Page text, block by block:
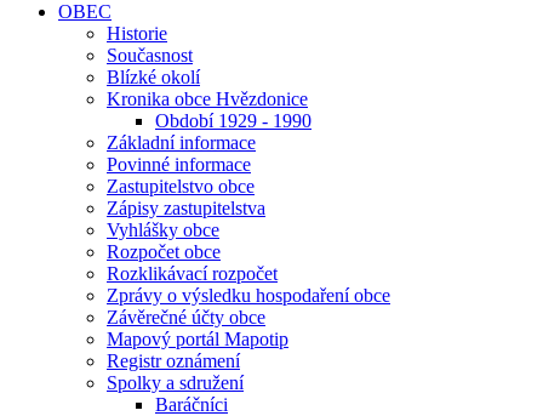
OBEC
Historie
Současnost
Blízké okolí
Kronika obce Hvězdonice
Období 1929 - 1990
Základní informace
Povinné informace
Zastupitelstvo obce
Zápisy zastupitelstva
Vyhlášky obce
Rozpočet obce
Rozklikávací rozpočet
Zprávy o výsledku hospodaření obce
Závěrečné účty obce
Mapový portál Mapotip
Registr oznámení
Spolky a sdružení
Baráčníci